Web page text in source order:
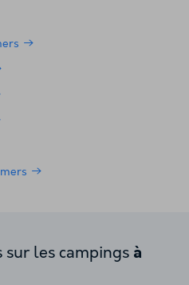
les campings à